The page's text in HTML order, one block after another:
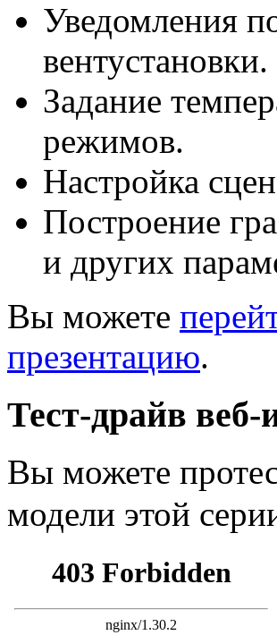
Уведомления
вентустановки.
Задание
режимов.
Настройка
Построение
и других
Вы можете
презентацию.
Тест-драйв веб-
Вы можете
модели этой